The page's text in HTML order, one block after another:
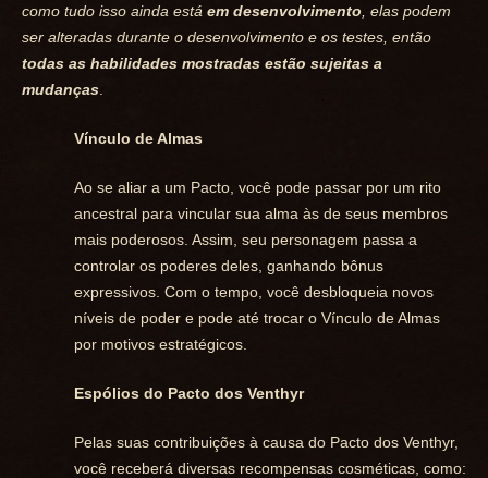
como tudo isso ainda está em desenvolvimento , elas podem
ser alteradas durante o desenvolvimento e os testes, então
todas as habilidades mostradas estão sujeitas a
mudanças
Vínculo de Almas
Ao se aliar a um Pacto, você pode passar por um rito
ancestral para vincular sua alma às de seus membros
mais poderosos. Assim, seu personagem passa a
controlar os poderes deles, ganhando bônus
expressivos. Com o tempo, você desbloqueia novos
níveis de poder e pode até trocar o Vínculo de Almas
por motivos estratégicos.
Espólios do Pacto dos Venthyr
Pelas suas contribuições à causa do Pacto dos Venthyr,
você receberá diversas recompensas cosméticas, como: